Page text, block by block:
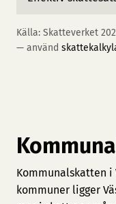
Källa: Skatteverket
— använd
Kommunalskatten i
kommuner ligger